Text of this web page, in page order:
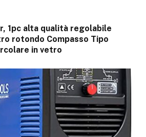
1pc alta qualità regolabile
rotondo Compasso Tipo
in vetro